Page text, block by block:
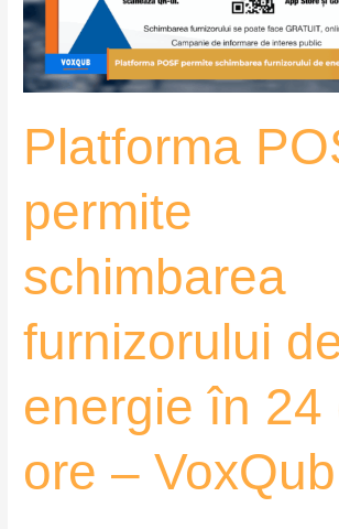
Platforma
permite
schimbarea
furnizorului
energie în 24
ore – VoxQub
energie
în
ore